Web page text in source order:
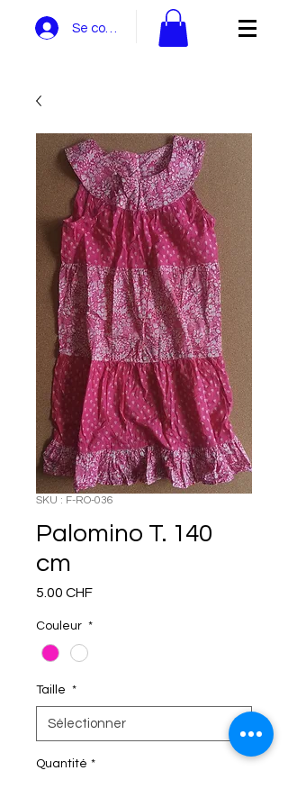
Se connecter
SKU : F-RO-036
Palomino T. 140
cm
5.00 CHFPrix
Couleur *
Taille *
Quantité *